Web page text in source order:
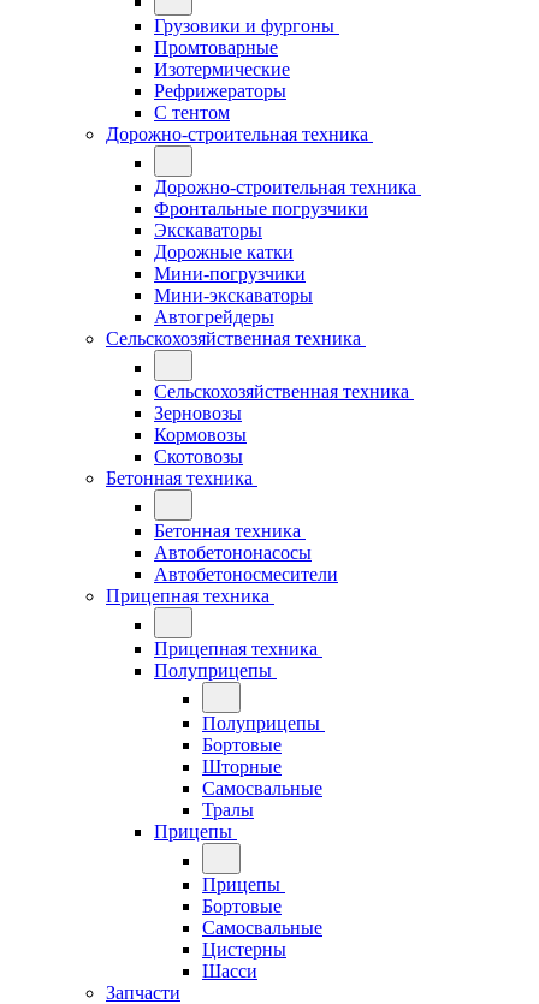
Грузовики и фургоны
Промтоварные
Изотермические
Рефрижераторы
С тентом
Дорожно-строительная техника
Дорожно-строительная техника
Фронтальные погрузчики
Экскаваторы
Дорожные катки
Мини-погрузчики
Мини-экскаваторы
Автогрейдеры
Сельскохозяйственная техника
Сельскохозяйственная техника
Зерновозы
Кормовозы
Скотовозы
Бетонная техника
Бетонная техника
Автобетононасосы
Автобетоносмесители
Прицепная техника
Прицепная техника
Полуприцепы
Полуприцепы
Бортовые
Шторные
Самосвальные
Тралы
Прицепы
Прицепы
Бортовые
Самосвальные
Цистерны
Шасси
Запчасти